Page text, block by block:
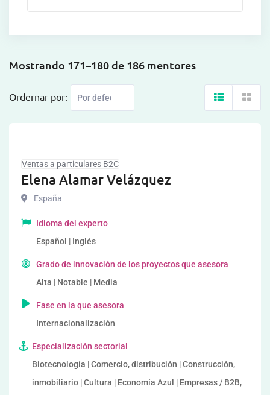
Mostrando 171–180 de 186 mentores
Ordernar por:
Ventas a particulares B2C
Elena Alamar Velázquez
España
Idioma del experto
Español | Inglés
Grado de innovación de los proyectos que asesora
Alta | Notable | Media
Fase en la que asesora
Internacionalización
Especialización sectorial
Biotecnología | Comercio, distribución | Construcción,
inmobiliario | Cultura | Economía Azul | Empresas / B2B,